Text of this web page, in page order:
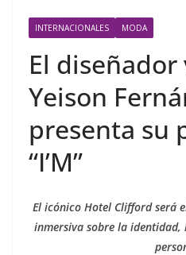
INTERNACIONALES MODA
El
Yeison
presenta su
“I’M”
El icónico Hotel Clifford será
inmersiva sobre la